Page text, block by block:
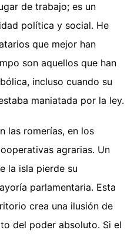
de trabajo; es un
política y social. He
que mejor han
son aquellos que han
incluso cuando su
maniatada por la ley.
las romerías, en los
agrarias. Un
la isla pierde su
parlamentaria. Esta
crea una ilusión de
del poder absoluto. Si el